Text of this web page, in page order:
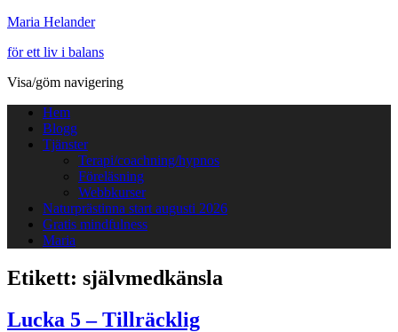
Maria Helander
för ett liv i balans
Visa/göm navigering
Hem
Blogg
Tjänster
Terapi/coachning/hypnos
Föreläsning
Webbkurser
Naturprästinna start augusti 2026
Gratis mindfulness
Maria
Etikett: självmedkänsla
Lucka 5 – Tillräcklig